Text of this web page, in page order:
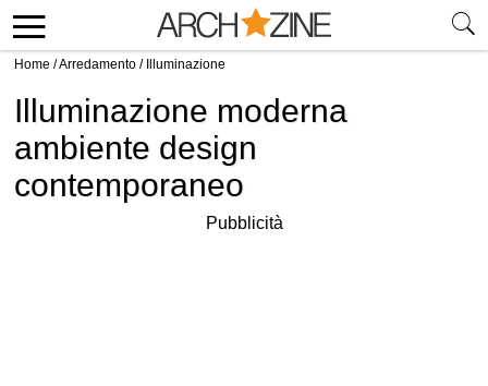
Home /Arredamento / Illuminazione
Illuminazione moderna
ambiente design
contemporaneo
Pubblicità